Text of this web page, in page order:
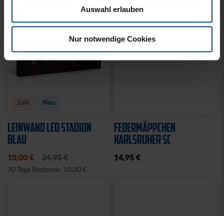
Auswahl erlauben
Nur notwendige Cookies
Sale Neu
LEINWAND LED STADION
BLAU
10,00 € 24,95 €
30 Tage Bestpreis: 10,00 €
FEDERMÄPPCHEN
KARLSRUHER SC
14,95 €